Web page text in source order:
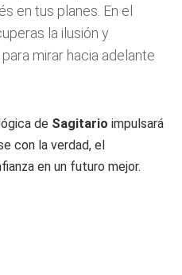
en tus planes. En el
la ilusión y
mirar hacia adelante
de Sagitario impulsará
con la verdad, el
en un futuro mejor.